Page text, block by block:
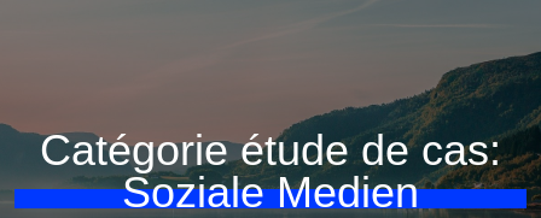
Catégorie étude de cas:
Soziale Medien